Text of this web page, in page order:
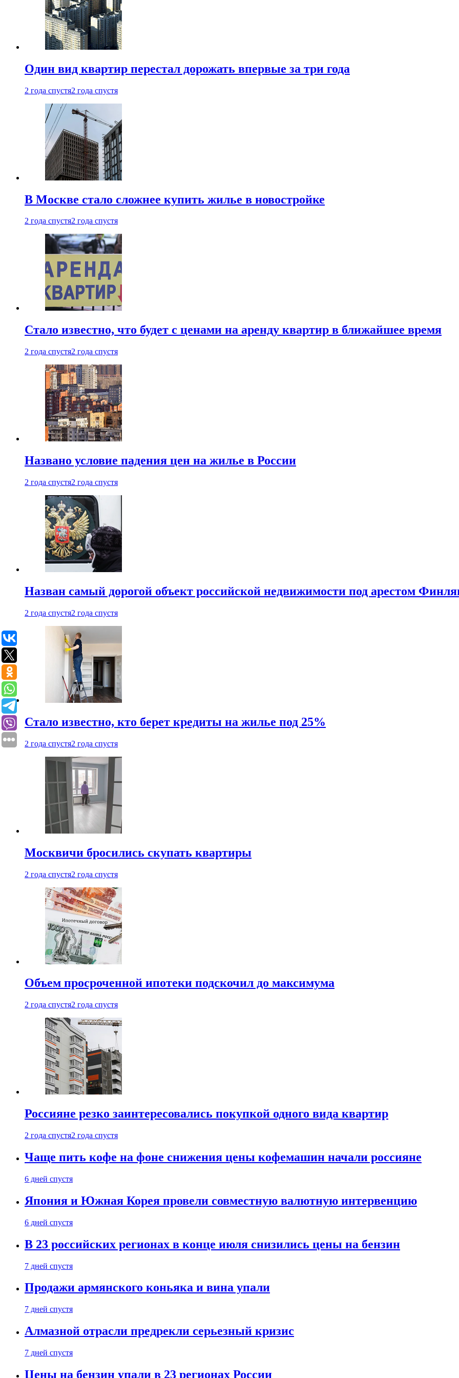
Один вид квартир перестал дорожать впервые за три года
2 года спустя2 года спустя
В Москве стало сложнее купить жилье в новостройке
2 года спустя2 года спустя
Стало известно, что будет с ценами на аренду квартир в ближайшее время
2 года спустя2 года спустя
Названо условие падения цен на жилье в России
2 года спустя2 года спустя
Назван самый дорогой объект российской недвижимости под арестом
2 года спустя2 года спустя
Стало известно, кто берет кредиты на жилье под 25%
2 года спустя2 года спустя
Москвичи бросились скупать квартиры
2 года спустя2 года спустя
Объем просроченной ипотеки подскочил до максимума
2 года спустя2 года спустя
Россияне резко заинтересовались покупкой одного вида квартир
2 года спустя2 года спустя
Чаще пить кофе на фоне снижения цены кофемашин начали россияне
6 дней спустя
Япония и Южная Корея провели совместную валютную интервенцию
6 дней спустя
В 23 российских регионах в конце июля снизились цены на бензин
7 дней спустя
Продажи армянского коньяка и вина упали
7 дней спустя
Алмазной отрасли предрекли серьезный кризис
7 дней спустя
Цены на бензин упали в 23 регионах России